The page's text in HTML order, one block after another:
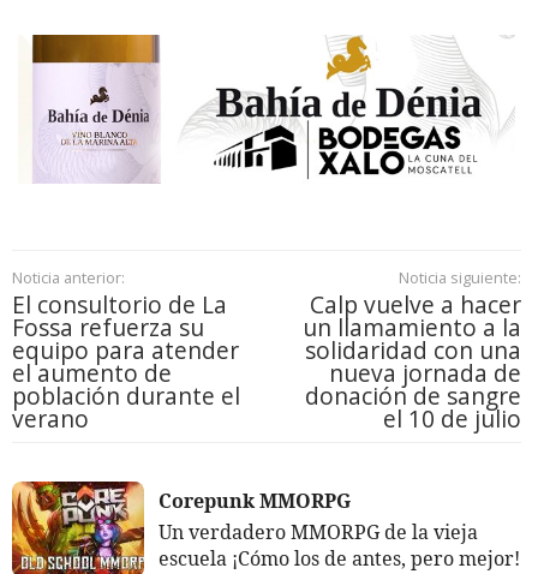
Noticia anterior:
El consultorio de La
Fossa refuerza su
equipo para atender
el aumento de
población durante el
verano
Noticia siguiente:
Calp vuelve a hacer
un llamamiento a la
solidaridad con una
nueva jornada de
donación de sangre
el 10 de julio
Corepunk MMORPG
Un verdadero MMORPG de la vieja
escuela ¡Cómo los de antes, pero mejor!